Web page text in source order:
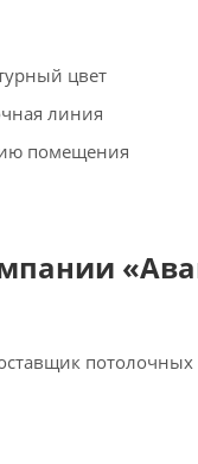
цвет
линия
помещения
потолочных